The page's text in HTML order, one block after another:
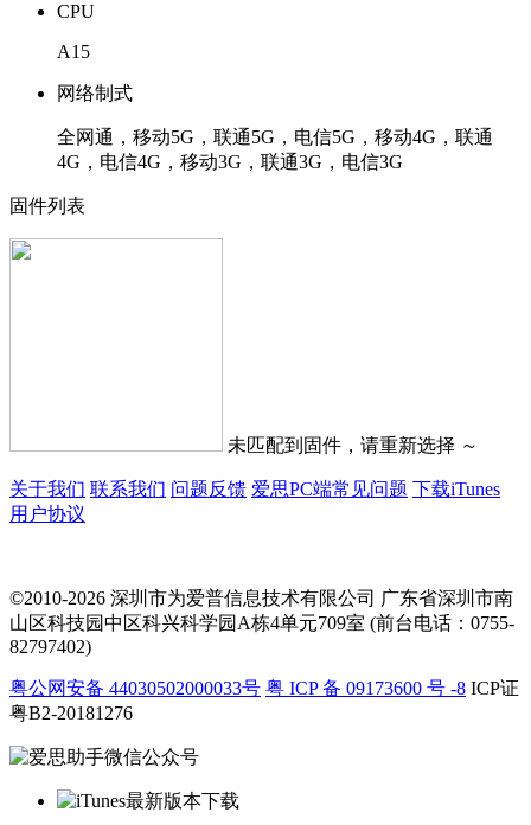
CPU
A15
网络制式
全网通，移动5G，联通5G，电信5G，移动4G，联通
4G，电信4G，移动3G，联通3G，电信3G
固件列表
未匹配到固件，请重新选择 ～
关于我们 联系我们 问题反馈 爱思PC端常见问题 下载iTunes
用户协议
©2010-2026 深圳市为爱普信息技术有限公司 广东省深圳市南
山区科技园中区科兴科学园A栋4单元709室 (前台电话：0755-
82797402)
粤公网安备 44030502000033号 粤 ICP 备 09173600 号 -8 ICP证
粤B2-20181276